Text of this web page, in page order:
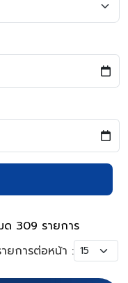
309 รายการ
ยการต่อหน้า :